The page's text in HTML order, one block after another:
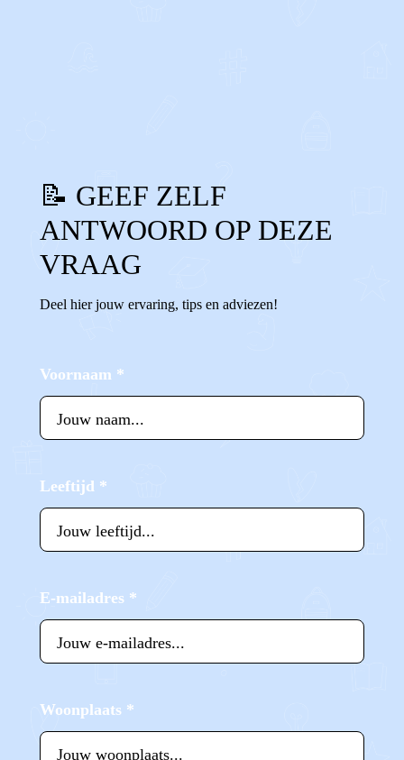
📝 GEEF ZELF
ANTWOORD OP DEZE
VRAAG
Deel hier jouw ervaring, tips en adviezen!
Voornaam *
Leeftijd *
E-mailadres *
Woonplaats *